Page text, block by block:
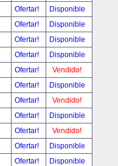
Ofertar!
Disponible
Ofertar!
Disponible
Ofertar!
Disponible
Ofertar!
Disponible
Ofertar!
Vendido!
Ofertar!
Disponible
Ofertar!
Vendido!
Ofertar!
Disponible
Ofertar!
Vendido!
Ofertar!
Disponible
Ofertar!
Disponible